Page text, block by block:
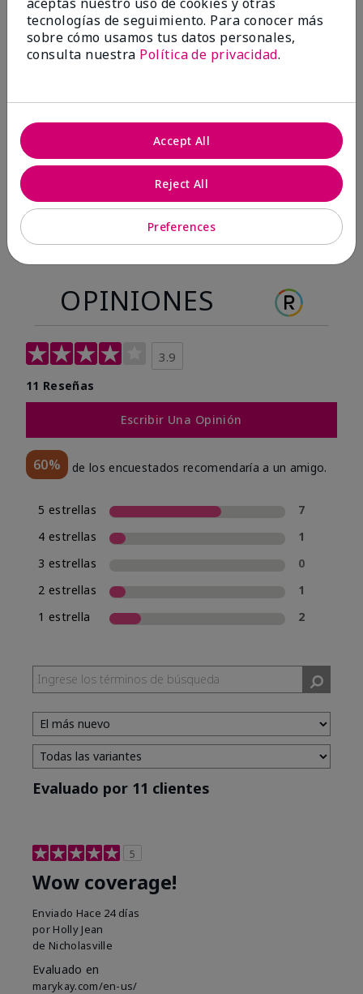
Antes & después
Antes
Después
Antes
Después
OPINIONES
3.9
11 Reseñas
Escribir Una Opinión
60% de los encuestados recomendaría a un amigo.
5 estrellas
7
4 estrellas
1
3 estrellas
0
2 estrellas
1
1 estrella
2
Evaluado por 11 clientes
5
Wow coverage!
Enviado Hace 24 días
por Holly Jean
de Nicholasville
Evaluado en
marykay.com/en-us/
tecnologías de seguimiento. Para conocer más
sobre cómo usamos tus datos personales,
consulta nuestra Política de privacidad.
Preferences
Reject All
Accept All